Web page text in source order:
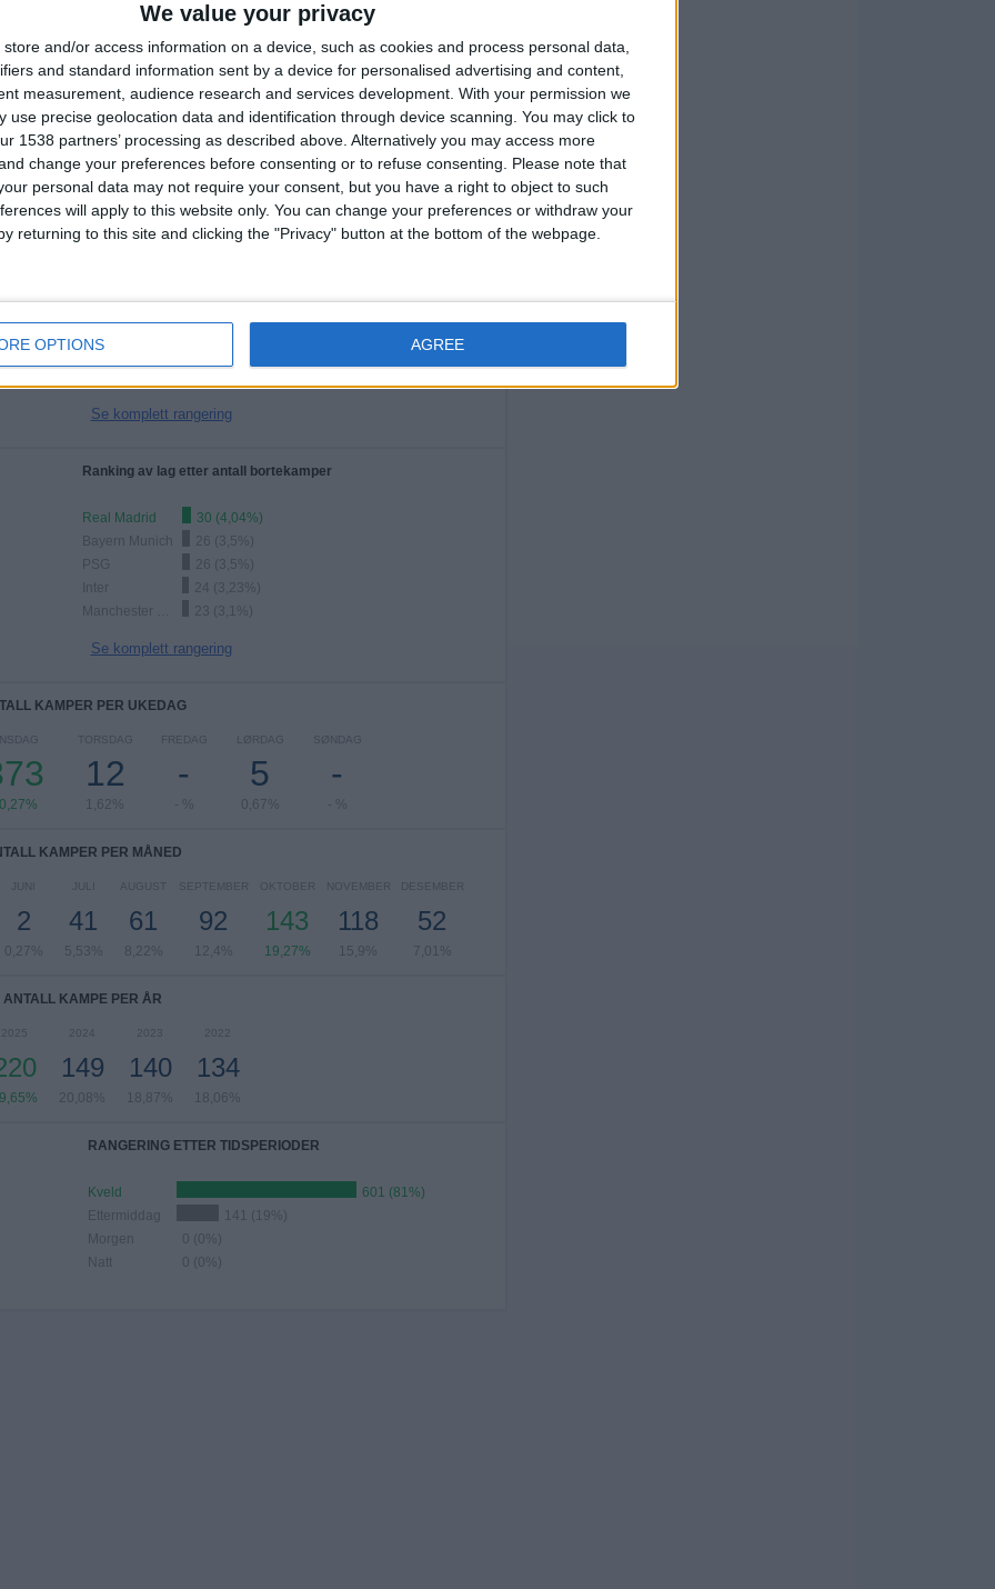
We value your privacy
store and/or access information on a device, such as cookies and process personal data,
and standard information sent by a device for personalised advertising and content,
measurement, audience research and services development. With your permission we
use precise geolocation data and identification through device scanning. You may click to
1538 partners’ processing as described above. Alternatively you may access more
change your preferences before consenting or to refuse consenting.
Please note that
personal data may not require your consent, but you have a right to object to such
will apply to this website only. You can change your preferences or withdraw your
returning to this site and clicking the "Privacy" button at the bottom of the webpage.
OPTIONS AGREE
TOTALT
14
CANALES
TOTALT
118
Total equipos
Ranking av lag etter antall åpne kamper
Salzburg
3 (0,4%)
Plzen
Se komplett rangering
Ranking av lag etter antall bortekamper
Real Madrid
30 (4,04%)
Bayern Munich
26 (3,5%)
PSG
26 (3,5%)
Inter
24 (3,23%)
23 (3,1%)
Se komplett rangering
KAMPER PER UKEDAG
TORSDAG
12
1,62%
FREDAG
-
- %
LØRDAG
5
0,67%
SØNDAG
-
- %
KAMPER PER MÅNED
JUNI
2
0,27%
JULI
41
5,53%
AUGUST
61
8,22%
SEPTEMBER
92
12,4%
OKTOBER
143
19,27%
NOVEMBER
118
15,9%
DESEMBER
52
7,01%
ANTALL KAMPE PER ÅR
2025 2024
149
20,08%
2023
140
18,87%
2022
134
18,06%
RANGERING ETTER TIDSPERIODER
Kveld
601 (81%)
Ettermiddag
141 (19%)
Morgen
0 (0%)
Natt
0 (0%)